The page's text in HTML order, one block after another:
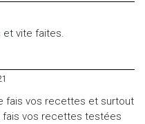
et vite faites.
fais vos recettes et surtout
fais vos recettes testées